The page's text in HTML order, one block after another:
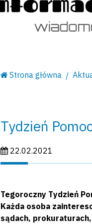
Strona główna
Tydzień
Data publikacji:
22.02.2021
Tegoroczny Tydzień
Każda osoba
sądach,